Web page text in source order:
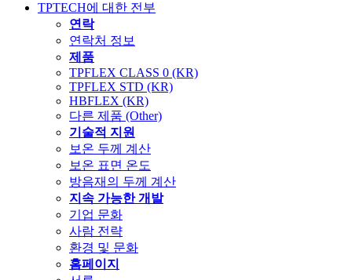
TPTECH에 대한 전부
연락
연락처 정보
제품
TPFLEX CLASS 0 (KR)
TPFLEX STD (KR)
HBFLEX (KR)
다른 제품 (Other)
기술적 지원
보온 두께 계산
보온 표면 온도
방음재의 두께 계산
지속 가능한 개발
기업 문화
사람 전략
환경 및 문화
홈페이지